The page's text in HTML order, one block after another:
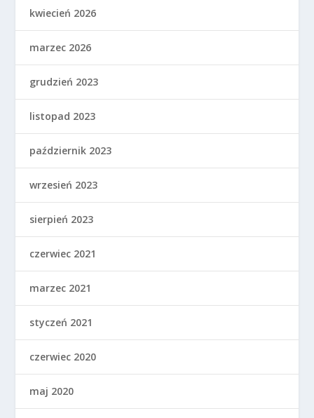
kwiecień 2026
marzec 2026
grudzień 2023
listopad 2023
październik 2023
wrzesień 2023
sierpień 2023
czerwiec 2021
marzec 2021
styczeń 2021
czerwiec 2020
maj 2020